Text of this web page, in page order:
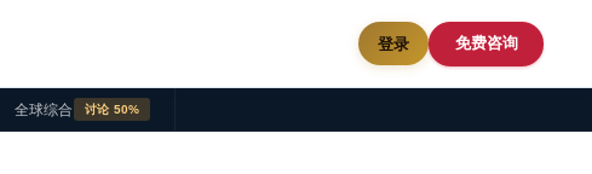
登录 免费咨询
全球综合 讨论 50%